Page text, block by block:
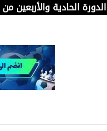
الدورة الحادية والأربعين